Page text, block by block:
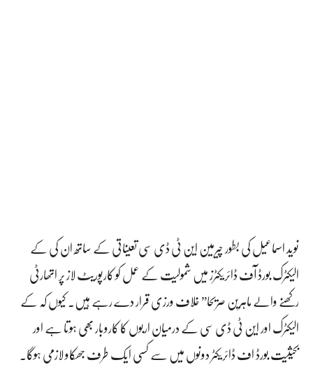
نوید اسماعیل کی بطور چیرمین این ٹی ڈی سی تعیناتی کے ساتھ ان کی کے
الیکٹرک بورڈ آف ڈائریکٹرز میں شمولیت کے عمل کو کارپوریٹ لاز پر اتھارٹی
رکھنے والے ماہرین صریحا” خلاف ورزی قرار دے رہے ہیں۔ کیوں کہ کے
الیکٹرک اور این ٹی ڈی سی کے درمیان اربوں کا کاروبار بھی ہوتا ہے اور
بحیثیت بورڈ اف ڈائریکٹر دونوں میں سے کسی ایک طرف جھکاو لازمی ہوگا۔